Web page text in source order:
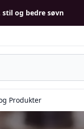
og bedre søvn
Produkter